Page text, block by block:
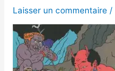
Laisser un commentaire /